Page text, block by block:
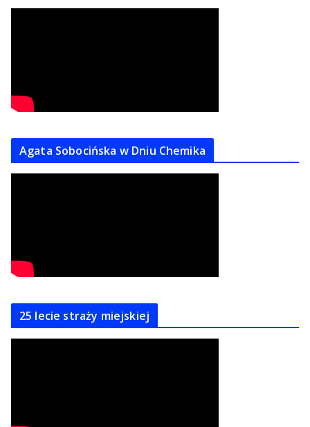
Agata Sobocińska w Dniu Chemika
25 lecie straży miejskiej